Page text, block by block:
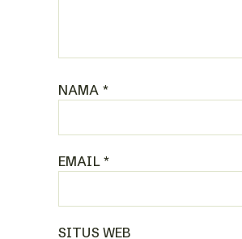
NAMA *
EMAIL *
SITUS WEB